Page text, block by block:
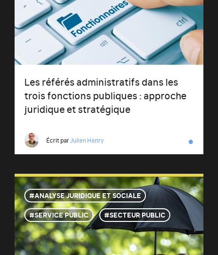
Les référés administratifs dans les
trois fonctions publiques : approche
juridique et stratégique
Écrit parJulien Henry ●
ANALYSE JURIDIQUE ET SOCIALE
SERVICE PUBLIC
SECTEUR PUBLIC